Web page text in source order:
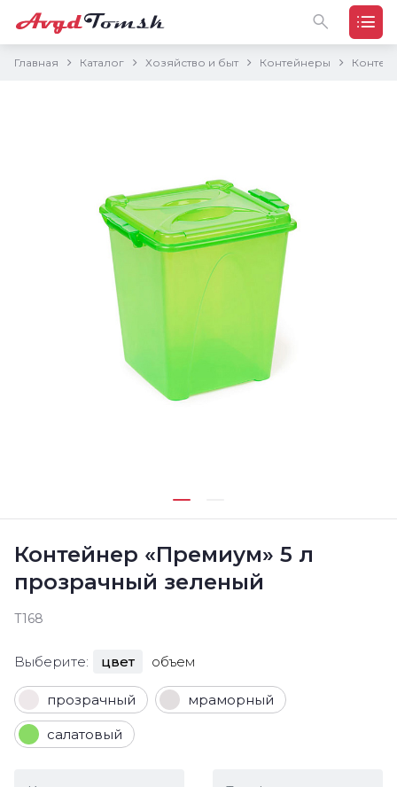
Главная Каталог Хозяйство и быт Контейнеры
Контейнер «Премиум» 5 л
прозрачный зеленый
Т168
Выберите: цвет объем
прозрачный мраморный
салатовый